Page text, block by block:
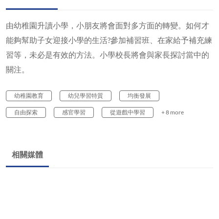
由幼稚園升讀小學，小朋友將會面對多方面的轉變。如何才
能夠幫助子女迎接小學的生活?參加補習班、在家給予補充練
習等，未必是有效的方法。小學校長將會與家長探討當中的
關注。
幼稚園教育 幼兒學習特質 均衡發展
自由探索 感官學習 從遊戲中學習 + 8 more
相關媒體